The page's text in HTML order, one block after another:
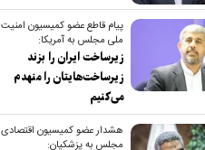
پیام قاطع عضو کمیسیون امنیت
ملی مجلس به آمریکا:
زیرساخت ایران را بزند
زیرساخت‌هایتان را منهدم
می‌کنیم
هشدار عضو کمیسیون اقتصادی
مجلس به پزشکیان: